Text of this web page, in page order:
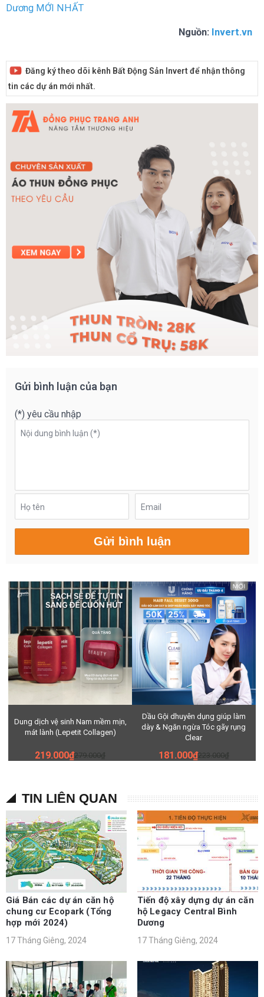
Dương MỚI NHẤT
Nguồn: Invert.vn
Đăng ký theo dõi kênh Bất Động Sản Invert để nhận thông
tin các dự án mới nhất.
Gửi bình luận của bạn
(*) yêu cầu nhập
Nội dung bình luận (*)
Họ tên Email
Dung dịch vệ sinh Nam mềm mịn,
mát lành (Lepetit Collagen)
219.000₫279.000₫
Dầu Gội dhuyên dụng giúp làm
dày & Ngăn ngừa Tóc gãy rụng
Clear
181.000₫223.000₫
TIN LIÊN QUAN
Giá Bán các dự án căn hộ
chung cư Ecopark (Tổng
hợp mới 2024)
17 Tháng Giêng, 2024
Tiến độ xây dựng dự án căn
hộ Legacy Central Bình
Dương
17 Tháng Giêng, 2024